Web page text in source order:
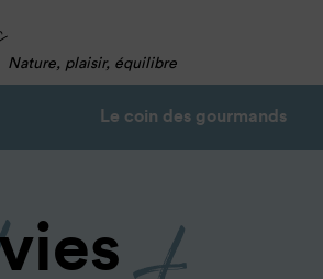
Nature, plaisir, équilibre
Le coin des gourmands